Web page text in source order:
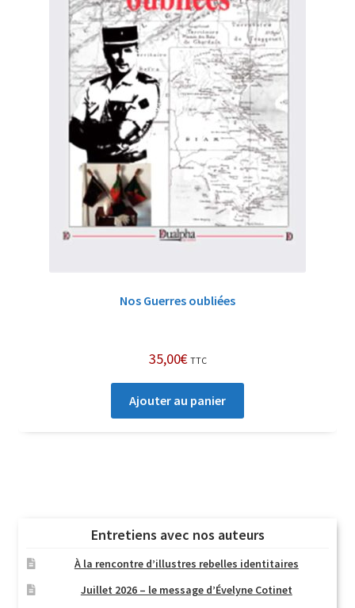
Nos Guerres oubliées
35,00€ TTC
Ajouter au panier
Entretiens avec nos auteurs
À la rencontre d’illustres rebelles identitaires
Juillet 2026 – le message d’Évelyne Cotinet